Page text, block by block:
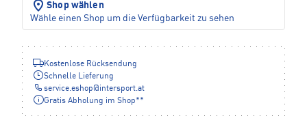
Shop wählen
Wähle einen Shop um die Verfügbarkeit zu sehen
Kostenlose Rücksendung
Schnelle Lieferung
service.eshop@intersport.at
Gratis Abholung im Shop**